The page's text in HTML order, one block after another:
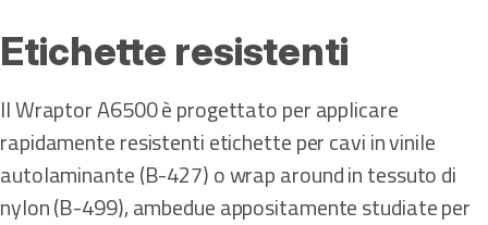
Etichette resistenti
Il Wraptor A6500 è progettato per applicare
rapidamente resistenti etichette per cavi in vinile
autolaminante (B-427) o wrap around in tessuto di
nylon (B-499), ambedue appositamente studiate per